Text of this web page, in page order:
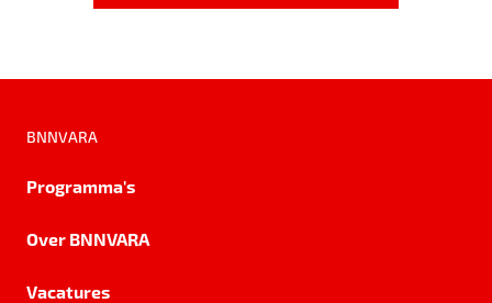
BNNVARA
Programma's
Over BNNVARA
Vacatures